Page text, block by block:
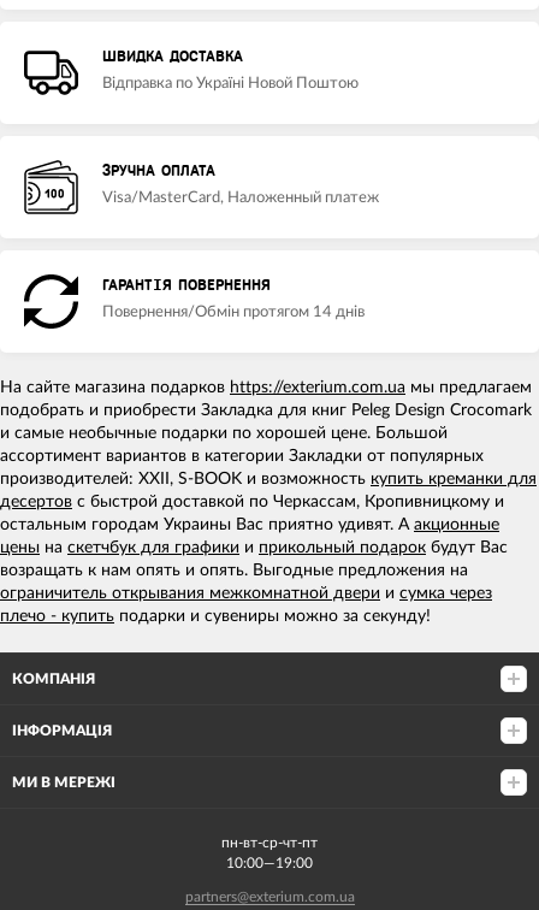
ШВИДКА ДОСТАВКА
Відправка по Україні Новой Поштою
ЗРУЧНА ОПЛАТА
Visa/MasterCard, Наложенный платеж
ГАРАНТІЯ ПОВЕРНЕННЯ
Повернення/Обмін протягом 14 днів
На сайте магазина подарков https://exterium.com.ua мы предлагаем
подобрать и приобрести Закладка для книг Peleg Design Crocomark
и самые необычные подарки по хорошей цене. Большой
ассортимент вариантов в категории Закладки от популярных
производителей: XXII, S-BOOK и возможность купить креманки для
десертов с быстрой доставкой по Черкассам, Кропивницкому и
остальным городам Украины Вас приятно удивят. А акционные
цены на скетчбук для графики и прикольный подарок будут Вас
возращать к нам опять и опять. Выгодные предложения на
ограничитель открывания межкомнатной двери и сумка через
плечо - купить подарки и сувениры можно за секунду!
КОМПАНІЯ
ІНФОРМАЦІЯ
МИ В МЕРЕЖІ
пн-вт-ср-чт-пт
10:00—19:00
partners@exterium.com.ua